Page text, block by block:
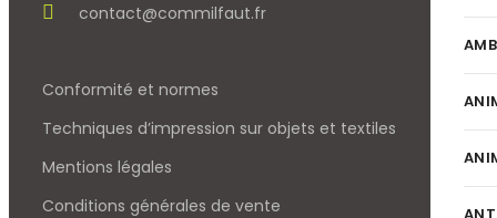
contact@commilfaut.fr
Conformité et normes
Techniques d’impression sur objets et textiles
Mentions légales
Conditions générales de vente